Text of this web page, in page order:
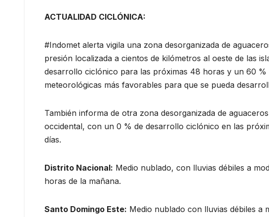
ACTUALIDAD CICLÓNICA:
#Indomet alerta vigila una zona desorganizada de
presión localizada a cientos de kilómetros al oeste de las
desarrollo ciclónico para las próximas 48 horas y un 60 %
meteorológicas más favorables para que se pueda
También informa de otra zona desorganizada de
occidental, con un 0 % de desarrollo ciclónico en las
días.
Distrito Nacional: Medio nublado, con lluvias débiles a
horas de la mañana.
Santo Domingo Este: Medio nublado con lluvias débiles a